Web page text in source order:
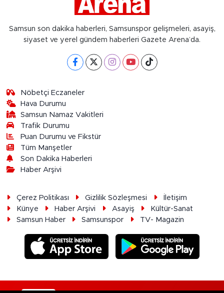
Samsun son dakika haberleri, Samsunspor gelişmeleri, asayiş,
siyaset ve yerel gündem haberleri Gazete Arena’da.
Nöbetçi Eczaneler
Hava Durumu
Samsun Namaz Vakitleri
Trafik Durumu
Puan Durumu ve Fikstür
Tüm Manşetler
Son Dakika Haberleri
Haber Arşivi
Çerez Politikası Gizlilik Sözleşmesi
İletişim
Künye
Haber Arşivi Asayiş
Kültür-Sanat
Samsun Haber
Samsunspor TV- Magazin